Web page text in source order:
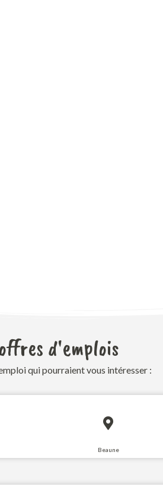
d'emplois
qui pourraient vous intéresser :
Beaune